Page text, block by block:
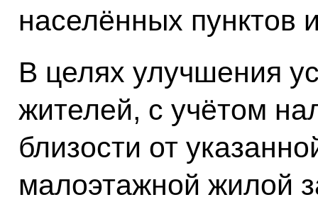
населённых пунктов
В целях улучшения
жителей, с учётом
близости от
малоэтажной жилой